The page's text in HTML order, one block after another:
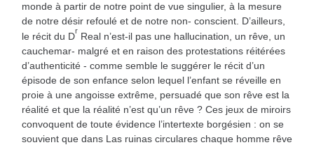
monde à partir de notre point de vue singulier, à la mesure
de notre désir refoulé et de notre non- conscient. D’ailleurs,
le récit du D
r
Real n’est-il pas une hallucination, un rêve, un
cauchemar- malgré et en raison des protestations réitérées
d’authenticité - comme semble le suggérer le récit d’un
épisode de son enfance selon lequel l’enfant se réveille en
proie à une angoisse extrême, persuadé que son rêve est la
réalité et que la réalité n’est qu’un rêve ? Ces jeux de miroirs
convoquent de toute évidence l’intertexte borgésien : on se
souvient que dans Las ruinas circulares chaque homme rêve